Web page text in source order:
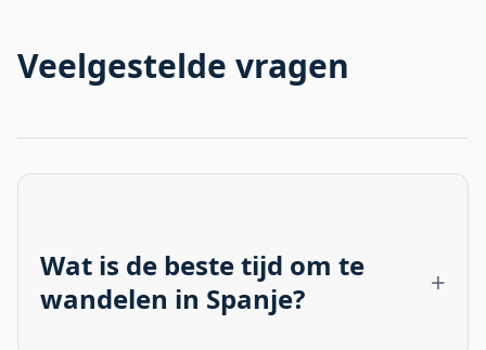
Veelgestelde vragen
Wat is de beste tijd om te
wandelen in Spanje?